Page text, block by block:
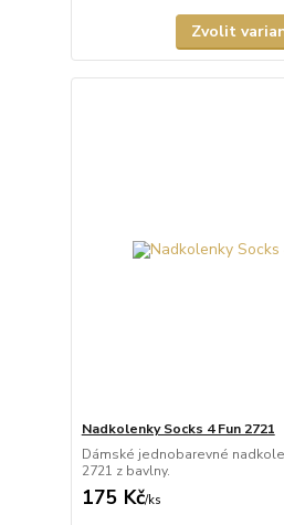
Zvolit
Nadkolenky Socks 4 Fun 2721
Dámské jednobarevné
2721 z bavlny.
175 Kč/ks